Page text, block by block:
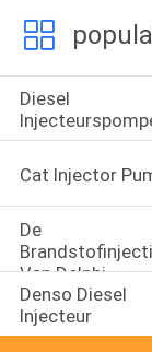
Diesel
Cat Injector
De
Van Delphi
Denso Diesel
Injecteur